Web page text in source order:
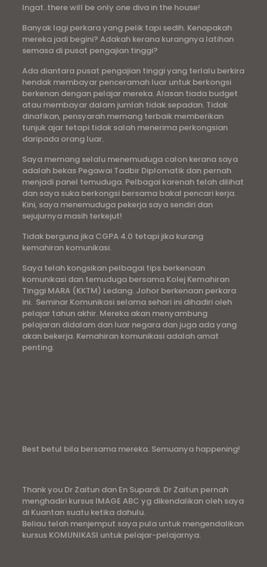
Ingat..there will be only one diva in the house!
Banyak lagi perkara yang pelik tapi sedih. Kenapakah
mereka jadi begini? Adakah kerana kurangnya latihan
semasa di pusat pengajian tinggi?
Ada diantara pusat pengajian tinggi yang terlalu berkira
hendak membayar penceramah luar untuk berkongsi
berkenan dengan pelajar mereka. Alasan tiada budget
atau membayar dalam jumlah tidak sepadan. Tidak
dinafikan, pensyarah memang terbaik memberikan
tunjuk ajar tetapi tidak salah menerima perkongsian
daripada orang luar.
Saya memang selalu menemuduga calon kerana saya
adalah bekas Pegawai Tadbir Diplomatik dan pernah
menjadi panel temuduga. Pelbagai karenah telah dilihat
dan saya suka berkongsi bersama bakal pencari kerja.
Kini, saya menemuduga pekerja saya sendiri dan
sejujurnya masih terkejut!
Tidak berguna jika CGPA 4.0 tetapi jika kurang
kemahiran komunikasi.
Saya telah kongsikan pelbagai tips berkenaan
komunikasi dan temuduga bersama Kolej Kemahiran
Tinggi MARA (KKTM) Ledang. Johor berkenaan perkara
ini. Seminar Komunikasi selama sehari ini dihadiri oleh
pelajar tahun akhir. Mereka akan menyambung
pelajaran didalam dan luar negara dan juga ada yang
akan bekerja. Kemahiran komunikasi adalah amat
penting.
Best betul bila bersama mereka. Semuanya happening!
Thank you Dr Zaitun dan En Supardi. Dr Zaitun pernah
menghadiri kursus IMAGE ABC yg dikendalikan oleh saya
di Kuantan suatu ketika dahulu.
Beliau telah menjemput saya pula untuk mengendalikan
kursus KOMUNIKASI untuk pelajar-pelajarnya.